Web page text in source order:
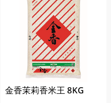
金香茉莉香米王 8KG